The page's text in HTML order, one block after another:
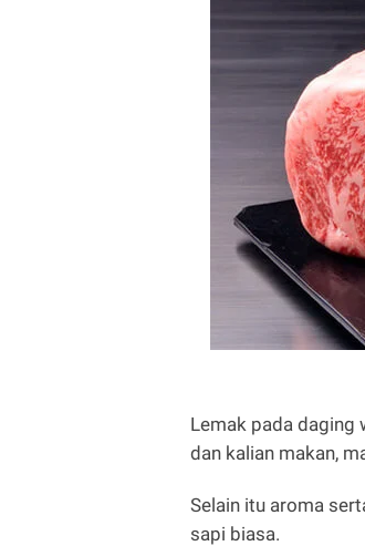
Lemak pada daging
dan kalian makan,
Selain itu aroma
sapi biasa.